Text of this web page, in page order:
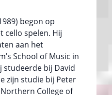
begon op
cello spelen. Hij
aan het
School of Music in
studeerde bij David
zijn studie bij Peter
College of